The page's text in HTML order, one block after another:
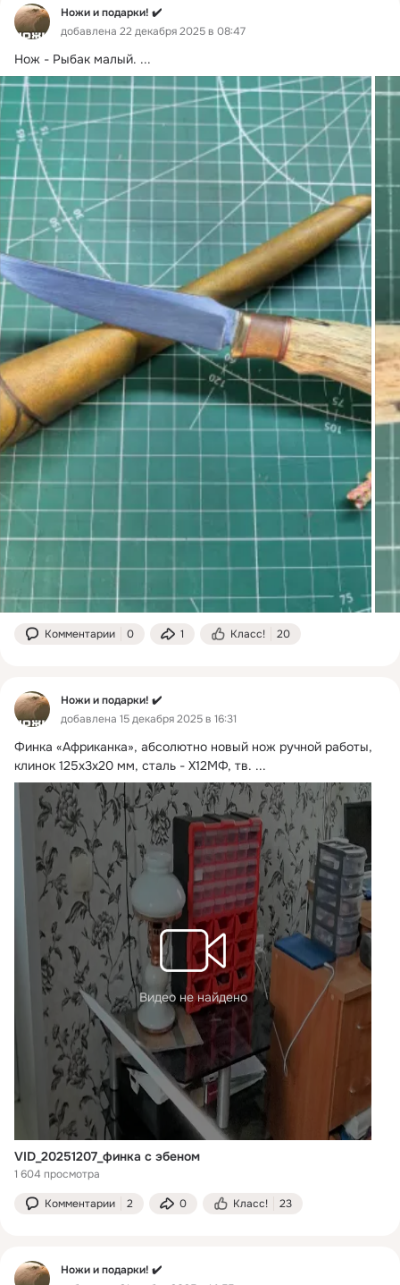
Ножи и подарки! ✔️
добавлена 22 декабря 2025 в 08:47
Нож - Рыбак малый. ...
Комментарии 0 1 Класс! 20
Ножи и подарки! ✔️
добавлена 15 декабря 2025 в 16:31
Финка «Африканка», абсолютно новый нож ручной работы,
клинок 125х3х20 мм, сталь - Х12МФ, тв. ...
Видео не найдено
VID_20251207_финка с эбеном
1 604 просмотра
Комментарии 2 0 Класс! 23
Ножи и подарки! ✔️